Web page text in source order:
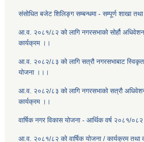
संसोधित बजेट शिलिङ्ग सम्बन्धमा - सम्पूर्ण शाखा
आ.व. २०८१/८२ को लागि नगरसभाको सोर्हौ
कार्यक्रम ।।
आ.व. २०८२/८३ को लागि सत्रौ नगरसभाबाट स्विकृत
योजना ।।।
आ.व. २०८२/८३ को लागि नगरसभाको सत्रौ
कार्यक्रम ।।
वार्षिक नगर विकास योजना - आर्थिक वर्ष २०८१/०८२
आ.व. २०८१/८२ को वार्षिक योजना / कार्यक्रम